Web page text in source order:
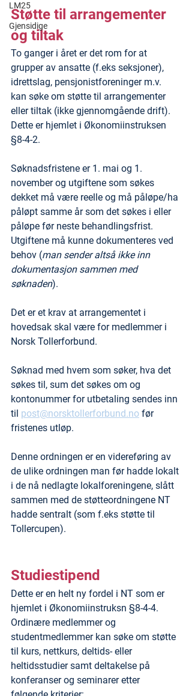
LM25
Gjensidige
Støtte til arrangementer
og tiltak
To ganger i året er det rom for at
grupper av ansatte (f.eks seksjoner),
idrettslag, pensjonistforeninger m.v.
kan søke om støtte til arrangementer
eller tiltak (ikke gjennomgående drift).
Dette er hjemlet i Økonomiinstruksen
§8-4-2.
Søknadsfristene er 1. mai og 1.
november og utgiftene som søkes
dekket må være reelle og må påløpe/ha
påløpt samme år som det søkes i eller
påløpe før neste behandlingsfrist.
Utgiftene må kunne dokumenteres ved
behov (man sender altså ikke inn
dokumentasjon sammen med
søknaden).
Det er et krav at arrangementet i
hovedsak skal være for medlemmer i
Norsk Tollerforbund.
Søknad med hvem som søker, hva det
søkes til, sum det søkes om og
kontonummer for utbetaling sendes inn
til post@norsktollerforbund.no før
fristenes utløp.
Denne ordningen er en videreføring av
de ulike ordningen man før hadde lokalt
i de nå nedlagte lokalforeningene, slått
sammen med de støtteordningene NT
hadde sentralt (som f.eks støtte til
Tollercupen).
Studiestipend
Dette er en helt ny fordel i NT som er
hjemlet i Økonomiinstruksn §8-4-4.
Ordinære medlemmer og
studentmedlemmer kan søke om støtte
til kurs, nettkurs, deltids- eller
heltidsstudier samt deltakelse på
konferanser og seminarer etter